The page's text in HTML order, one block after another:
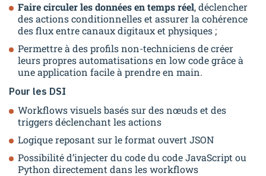
Faire circuler les données en temps réel, déclencher
des actions conditionnelles et assurer la cohérence
des flux entre canaux digitaux et physiques ;
Permettre à des profils non-techniciens de créer
leurs propres automatisations en low code grâce à
une application facile à prendre en main.
Pour les DSI
Workflows visuels basés sur des nœuds et des
triggers déclenchant les actions
Logique reposant sur le format ouvert JSON
Possibilité d’injecter du code du code JavaScript ou
Python directement dans les workflows